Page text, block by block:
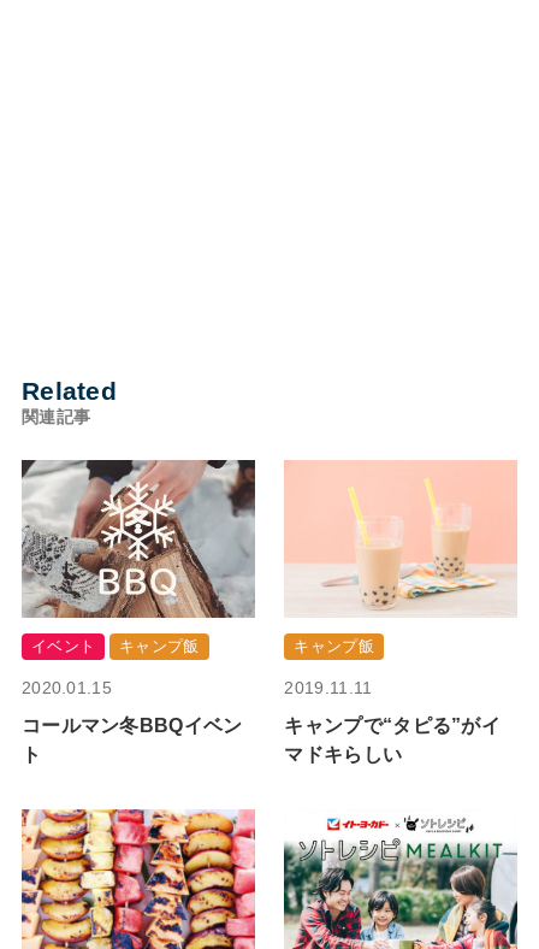
Related
関連記事
イベント キャンプ飯
2020.01.15
コールマン冬BBQイベン
ト
キャンプ飯
2019.11.11
キャンプで“タピる”がイ
マドキらしい